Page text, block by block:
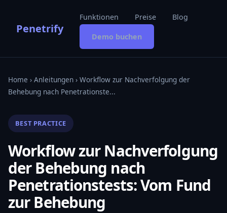
Penetrify
Funktionen Preise Blog
Demo buchen
Home › Anleitungen › Workflow zur Nachverfolgung der
Behebung nach Penetrationste...
BEST PRACTICE
Workflow zur Nachverfolgung
der Behebung nach
Penetrationstests: Vom Fund
zur Behebung